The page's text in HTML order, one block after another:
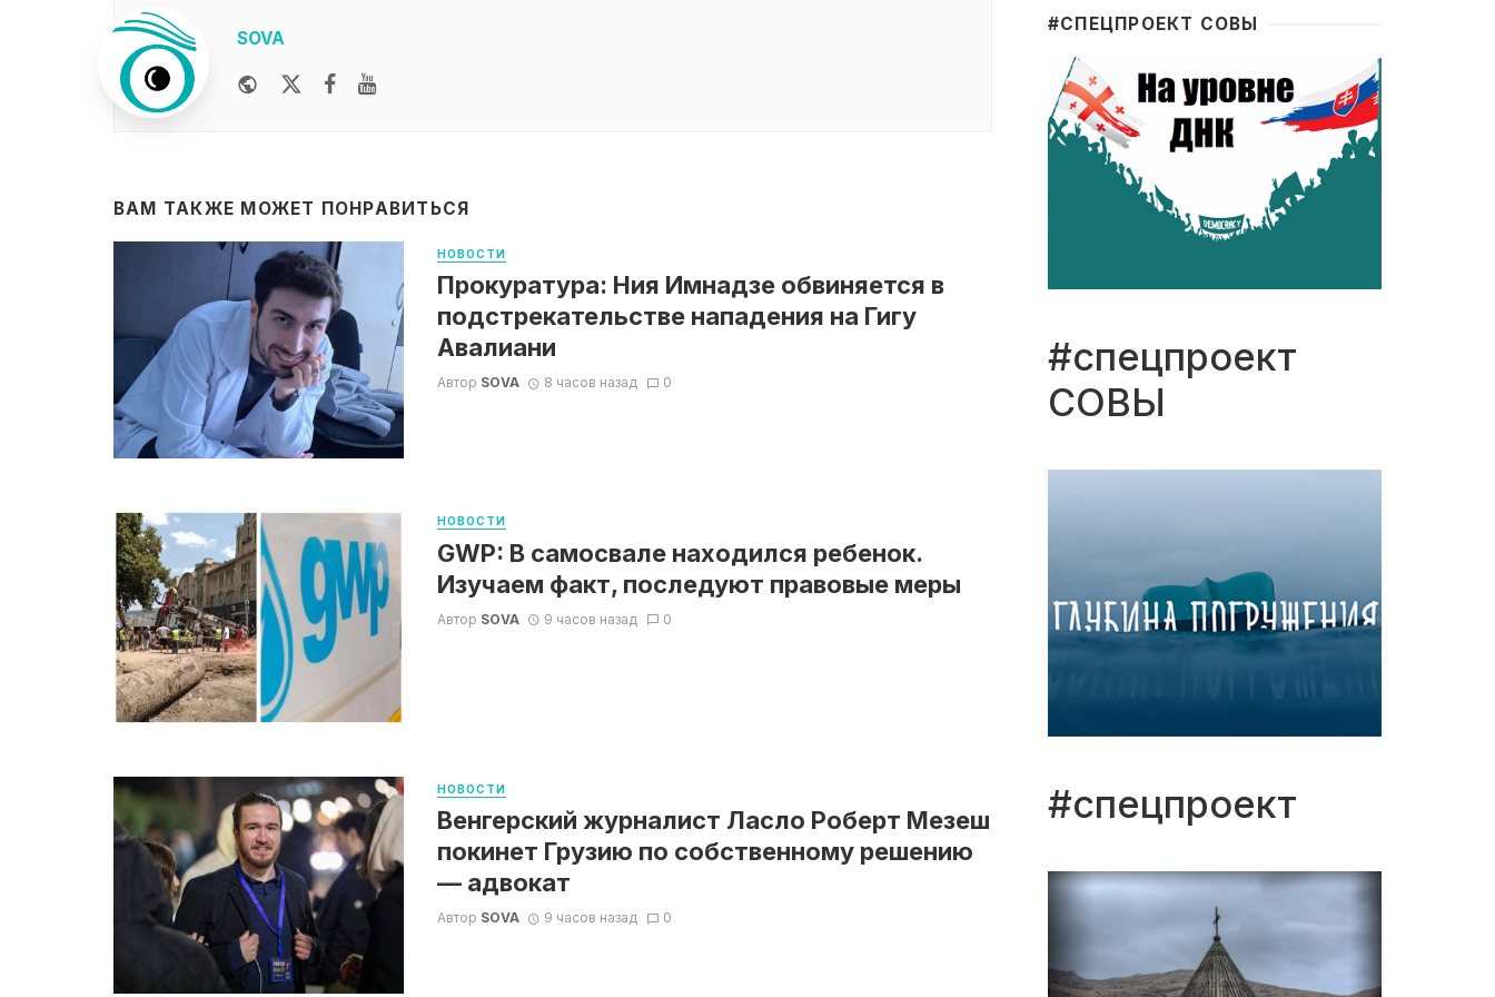
SOVA
WebsiteTwitterFacebook
ВАМ ТАКЖЕ МОЖЕТ ПОНРАВИТЬСЯ
НОВОСТИ
Прокуратура: Ния Имнадзе обвиняется в
подстрекательстве нападения на Гигу
Авалиани
Автор SOVA 8 часов назад 0
НОВОСТИ
GWP: В самосвале находился ребенок.
Изучаем факт, последуют правовые меры
Автор SOVA 9 часов назад 0
НОВОСТИ
Венгерский журналист Ласло Роберт Мезеш
покинет Грузию по собственному решению
— адвокат
Автор SOVA 9 часов назад 0
#CПЕЦПРОЕКТ СОВЫ
#спецпроект
СОВЫ
#спецпроект